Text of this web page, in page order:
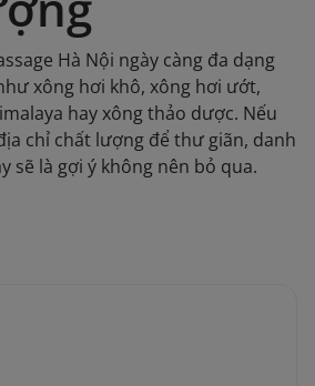
Hà Nội ngày càng đa dạng
xông hơi khô, xông hơi ướt,
hay xông thảo dược. Nếu
chỉ chất lượng để thư giãn, danh
sẽ là gợi ý không nên bỏ qua.